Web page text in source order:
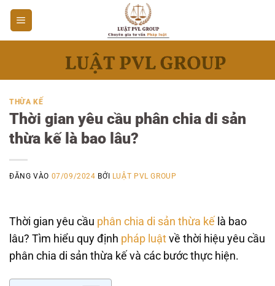
Bỏ
qua
nội
THỪA KẾ
Thời gian yêu cầu phân chia di sản
thừa kế là bao lâu?
ĐĂNG VÀO 07/09/2024 BỞI LUẬT PVL GROUP
Thời gian yêu cầu phân chia di sản thừa kế là bao
lâu? Tìm hiểu quy định pháp luật về thời hiệu yêu cầu
phân chia di sản thừa kế và các bước thực hiện.